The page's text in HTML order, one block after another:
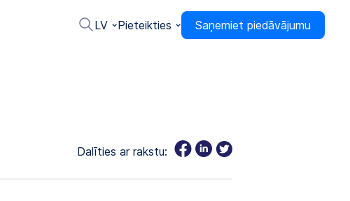
LV Pieteikties Saņemiet piedāvājumu
Dalīties ar rakstu: